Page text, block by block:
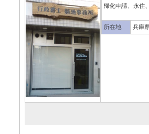
帰化申請、永住
所在地 兵庫